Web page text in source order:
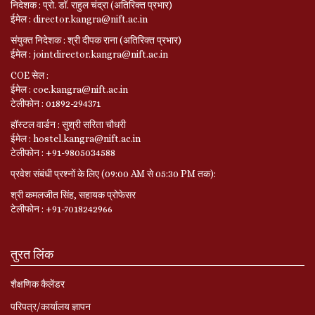
निदेशक : प्रो. डॉ. राहुल चंद्रा (अतिरिक्त प्रभार)
ईमेल : director.kangra@nift.ac.in
संयुक्त निदेशक : श्री दीपक राना (अतिरिक्त प्रभार)
ईमेल : jointdirector.kangra@nift.ac.in
COE सेल :
ईमेल : coe.kangra@nift.ac.in
टेलीफोन : 01892-294371
हॉस्टल वार्डन : सुश्री सरिता चौधरी
ईमेल : hostel.kangra@nift.ac.in
टेलीफोन : +91-9805034588
प्रवेश संबंधी प्रश्नों के लिए (09:00 AM से 05:30 PM तक):
श्री कमलजीत सिंह, सहायक प्रोफेसर
टेलीफोन : +91-7018242966
तुरत लिंक
शैक्षणिक कैलेंडर
परिपत्र/कार्यालय ज्ञापन